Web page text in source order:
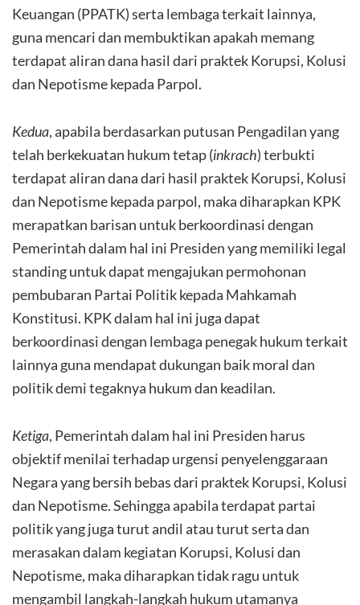
Keuangan (PPATK) serta lembaga terkait lainnya,
guna mencari dan membuktikan apakah memang
terdapat aliran dana hasil dari praktek Korupsi, Kolusi
dan Nepotisme kepada Parpol.
Kedua, apabila berdasarkan putusan Pengadilan yang
telah berkekuatan hukum tetap (inkrach) terbukti
terdapat aliran dana dari hasil praktek Korupsi, Kolusi
dan Nepotisme kepada parpol, maka diharapkan KPK
merapatkan barisan untuk berkoordinasi dengan
Pemerintah dalam hal ini Presiden yang memiliki legal
standing untuk dapat mengajukan permohonan
pembubaran Partai Politik kepada Mahkamah
Konstitusi. KPK dalam hal ini juga dapat
berkoordinasi dengan lembaga penegak hukum terkait
lainnya guna mendapat dukungan baik moral dan
politik demi tegaknya hukum dan keadilan.
Ketiga, Pemerintah dalam hal ini Presiden harus
objektif menilai terhadap urgensi penyelenggaraan
Negara yang bersih bebas dari praktek Korupsi, Kolusi
dan Nepotisme. Sehingga apabila terdapat partai
politik yang juga turut andil atau turut serta dan
merasakan dalam kegiatan Korupsi, Kolusi dan
Nepotisme, maka diharapkan tidak ragu untuk
mengambil langkah-langkah hukum utamanya